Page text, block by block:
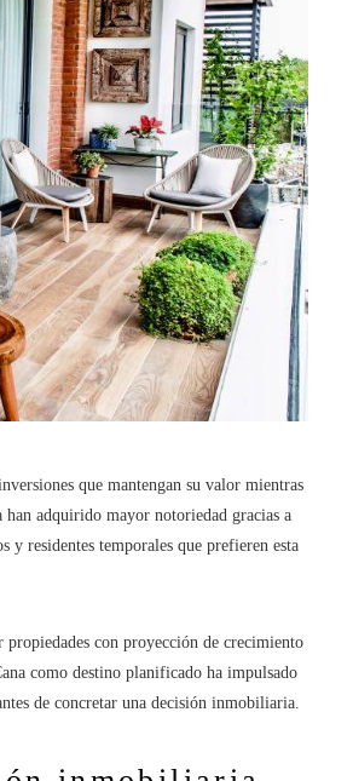
que mantengan su valor mientras
han adquirido mayor notoriedad gracias a
y residentes temporales que prefieren esta
con proyección de crecimiento
como destino planificado ha impulsado
de concretar una decisión inmobiliaria.